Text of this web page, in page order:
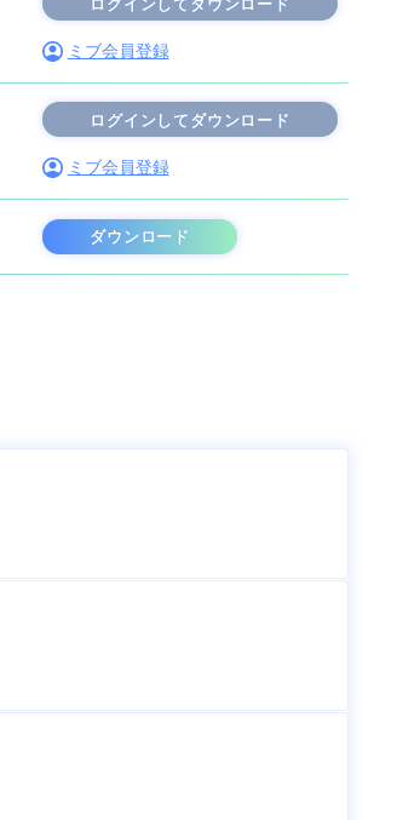
ミブ会員登録
ミブ会員登録
ダウンロード